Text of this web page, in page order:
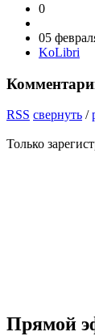
0
05
KoLibri
RSS свернуть /
Только
Прямой